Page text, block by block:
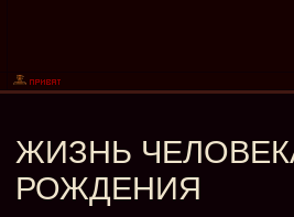
ЖИЗНЬ
РОЖДЕНИЯ